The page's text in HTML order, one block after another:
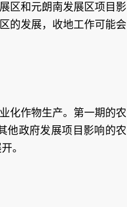
区和元朗南发展区项目影
的发展，收地工作可能会
化作物生产。第一期的农
他政府发展项目影响的农
。